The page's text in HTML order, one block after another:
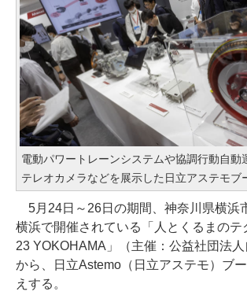
電動パワートレーンシステムや協調行動自動
テレオカメラなどを展示した日立アステモブ
5月24日～26日の期間、神奈川県横浜
横浜で開催されている「人とくるまのテ
23 YOKOHAMA」（主催：公益社団法人
から、日立Astemo（日立アステモ）ブ
えする。